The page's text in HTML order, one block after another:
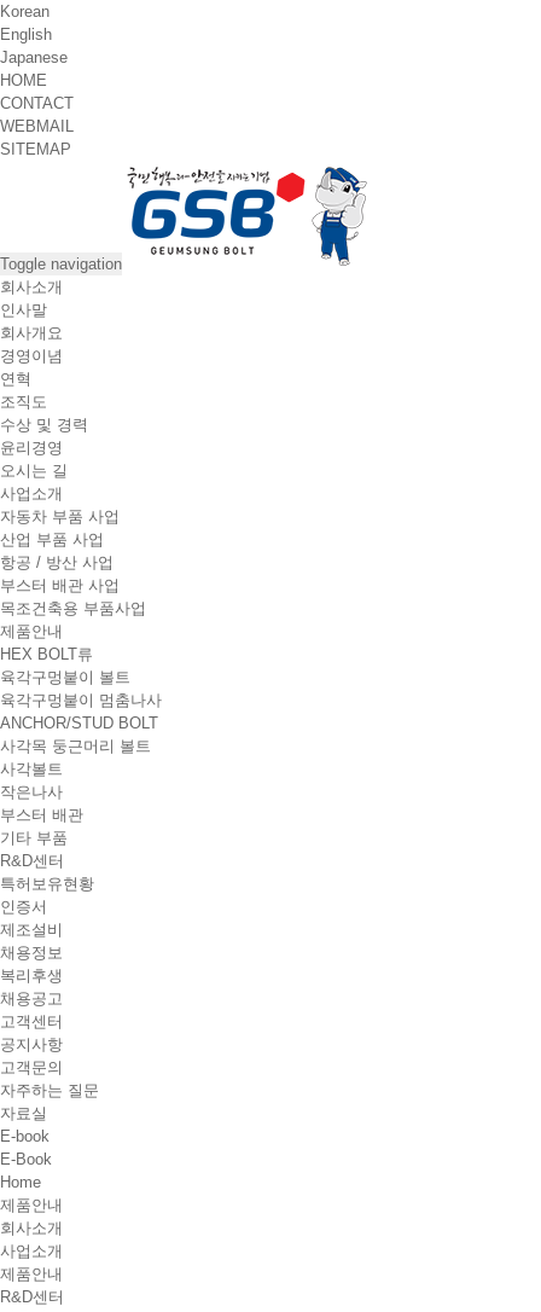
Korean
English
Japanese
HOME
CONTACT
WEBMAIL
SITEMAP
Toggle navigation
회사소개
인사말
회사개요
경영이념
연혁
조직도
수상 및 경력
윤리경영
오시는 길
사업소개
자동차 부품 사업
산업 부품 사업
항공 / 방산 사업
부스터 배관 사업
목조건축용 부품사업
제품안내
HEX BOLT류
육각구멍붙이 볼트
육각구멍붙이 멈춤나사
ANCHOR/STUD BOLT
사각목 둥근머리 볼트
사각볼트
작은나사
부스터 배관
기타 부품
R&D센터
특허보유현황
인증서
제조설비
채용정보
복리후생
채용공고
고객센터
공지사항
고객문의
자주하는 질문
자료실
E-book
E-Book
Home
제품안내
회사소개
사업소개
제품안내
R&D센터